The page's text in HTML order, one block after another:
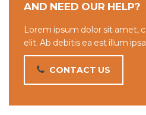
AND NEED OUR HELP?
Lorem ipsum dolor sit amet,
elit. Ab debitis ea est illum
CONTACT US